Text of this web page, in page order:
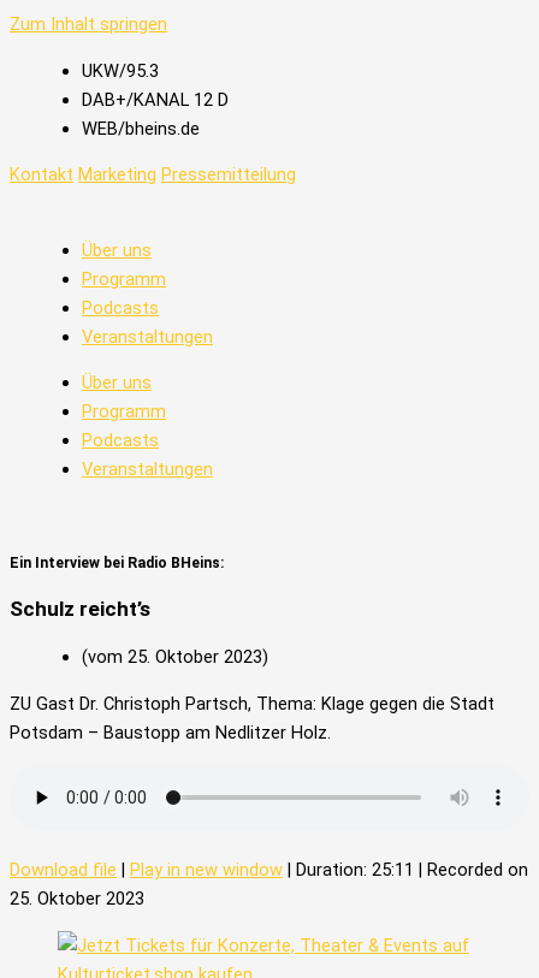
Zum Inhalt springen
UKW/95.3
DAB+/KANAL 12 D
WEB/bheins.de
Kontakt Marketing Pressemitteilung
Über uns
Programm
Podcasts
Veranstaltungen
Über uns
Programm
Podcasts
Veranstaltungen
Ein Interview bei Radio BHeins:
Schulz reicht’s
(vom 25. Oktober 2023)
ZU Gast Dr. Christoph Partsch, Thema: Klage gegen die Stadt
Potsdam – Baustopp am Nedlitzer Holz.
Download file | Play in new window | Duration: 25:11 | Recorded on
25. Oktober 2023